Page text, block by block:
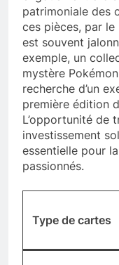
patrimoniale des
ces pièces, par le
est souvent
exemple, un
mystère
recherche d’un
première édition
L’opportunité de
investissement
essentielle pour
passionnés.
Type de cartes